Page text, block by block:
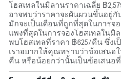
โฮสเทลในมิลานราคาเฉลี่ย ฿
อาจพบว่าราคาจะผันผวนขึ้นอยู่กั
มักจะเป็นเดือนที่ถูกที่สุดในการจ
แพงที่สุดในการจองโฮสเทลในมิล
พบโฮสเทลที่ราคา ฿625/คืน ซึ่ง
เราอยากให้คุณทราบว่าข้อเสนอ
คืน หรือน้อยกว่านั้นเป็นข้อเสนอ